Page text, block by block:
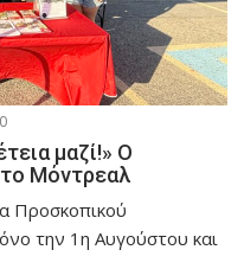
0
μαζί!» Ο
Μόντρεαλ
Προσκοπικού
την 1η Αυγούστου και